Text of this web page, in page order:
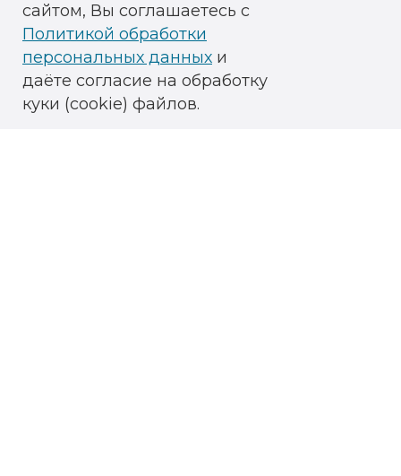
сайтом, Вы соглашаетесь с
Политикой обработки
персональных данных и
даёте согласие на обработку
куки (cookie) файлов.